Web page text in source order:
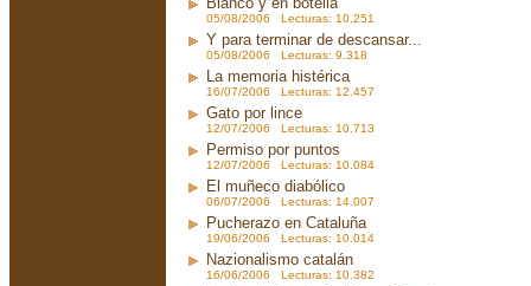
05/08/2006 Lecturas: 10.251
Y para terminar de descansar...
05/08/2006 Lecturas: 9.318
La memoria histérica
16/07/2006 Lecturas: 12.457
Gato por lince
12/07/2006 Lecturas: 10.713
Permiso por puntos
12/07/2006 Lecturas: 10.084
El muñeco diabólico
06/07/2006 Lecturas: 14.007
Pucherazo en Cataluña
19/06/2006 Lecturas: 10.014
Nazionalismo catalán
16/06/2006 Lecturas: 10.382